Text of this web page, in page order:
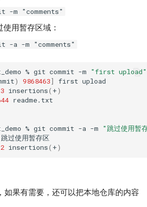
-m "comments"
用暂存区域：
-a -m "comments"
% git commit -m
"first upload"
) 9868463] first
3 insertions( +)
readme.txt
% git commit -a -m
"跳过使用暂
2 insertions( +)
如果有需要，还可以把本地仓库的内容